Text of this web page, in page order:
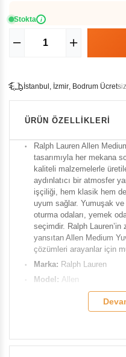
Stokta i
İstanbu , İzmir, Bodrum Ücretsiz
ÜRÜN ÖZELLIKLERI
Ralph Lauren Allen
tasarımıyla her mekana
kaliteli malzemelerle
aydınlatıcı bir atmosfer
işçiliği, hem klasik hem
uyum sağlar. Yumuşak ve
oturma odaları, yemek
seçimdir. Ralph Lauren’in
yansıtan Allen Medium
çözümleri arayanlar için
Marka: Ralph Lauren
Model: Allen
18 cm
Güç:3 - 40 A19